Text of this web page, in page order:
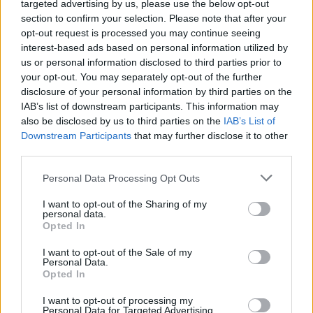
targeted advertising by us, please use the below opt-out
section to confirm your selection. Please note that after your
opt-out request is processed you may continue seeing
interest-based ads based on personal information utilized by
us or personal information disclosed to third parties prior to
your opt-out. You may separately opt-out of the further
disclosure of your personal information by third parties on the
IAB’s list of downstream participants. This information may
also be disclosed by us to third parties on the IAB’s List of
Downstream Participants that may further disclose it to other
Personal Data Processing Opt Outs
I want to opt-out of the Sharing of my
personal data.
Opted In
I want to opt-out of the Sale of my
Personal Data.
Opted In
I want to opt-out of processing my
Personal Data for Targeted Advertising.
poruszać do tego doszło mocne drżenie
najpierw nóg a następnie rąk. Od tygodnia
znaczne pogorszenie mowy, wcześniej
odpowiadał zdawkowo ale zrozumiale teraz
ciężko jest go zrozumieć poza pojedynczymi
słowami. Czekamy na diagnozę ale może ktoś
zna podobny przypadek i doradzi co możemy
jeszcze zrobić
gość
Cecenu
Czy jest tu ktoś kto bierze obecnie Cecenu?
Forum:Neurologia - forum dla rodziny i pacjenta
POWIĄZANE
Tematy glejak nerwica lękowa
wyściółczak wodogłowie